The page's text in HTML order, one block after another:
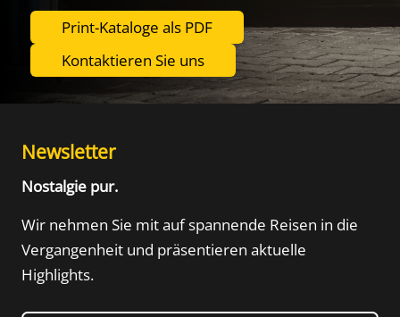
Print-Kataloge als PDF
Kontaktieren Sie uns
Newsletter
Nostalgie pur.
Wir nehmen Sie mit auf spannende Reisen in die
Vergangenheit und präsentieren aktuelle
Highlights.